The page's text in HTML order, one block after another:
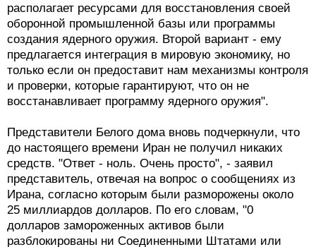
располагает ресурсами для восстановления своей
оборонной промышленной базы или программы
создания ядерного оружия. Второй вариант - ему
предлагается интеграция в мировую экономику, но
только если он предоставит нам механизмы контроля
и проверки, которые гарантируют, что он не
восстанавливает программу ядерного оружия".
Представители Белого дома вновь подчеркнули, что
до настоящего времени Иран не получил никаких
средств. "Ответ - ноль. Очень просто", - заявил
представитель, отвечая на вопрос о сообщениях из
Ирана, согласно которым были разморожены около
25 миллиардов долларов. По его словам, "0
долларов замороженных активов были
разблокированы ни Соединенными Штатами или